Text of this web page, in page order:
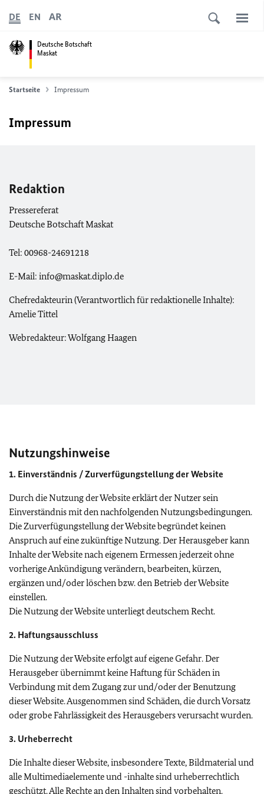
Deutsche Botschaft
Maskat
DE EN AR
Startseite Impressum
Impressum
Redaktion
Pressereferat
Deutsche Botschaft Maskat
Tel: 00968-24691218
E-Mail: info@maskat.diplo.de
Chefredakteurin (Verantwortlich für redaktionelle Inhalte):
Amelie Tittel
Webredakteur: Wolfgang Haagen
Nutzungshinweise
1. Einverständnis / Zurverfügungstellung der Website
Durch die Nutzung der Website erklärt der Nutzer sein
Einverständnis mit den nachfolgenden Nutzungsbedingungen.
Die Zurverfügungstellung der Website begründet keinen
Anspruch auf eine zukünftige Nutzung. Der Herausgeber kann
Inhalte der Website nach eigenem Ermessen jederzeit ohne
vorherige Ankündigung verändern, bearbeiten, kürzen,
ergänzen und/oder löschen bzw. den Betrieb der Website
einstellen.
Die Nutzung der Website unterliegt deutschem Recht.
2. Haftungsausschluss
Die Nutzung der Website erfolgt auf eigene Gefahr. Der
Herausgeber übernimmt keine Haftung für Schäden in
Verbindung mit dem Zugang zur und/oder der Benutzung
dieser Website. Ausgenommen sind Schäden, die durch Vorsatz
oder grobe Fahrlässigkeit des Herausgebers verursacht wurden.
3. Urheberrecht
Die Inhalte dieser Website, insbesondere Texte, Bildmaterial und
alle Multimediaelemente und -inhalte sind urheberrechtlich
geschützt. Alle Rechte an den Inhalten sind vorbehalten.